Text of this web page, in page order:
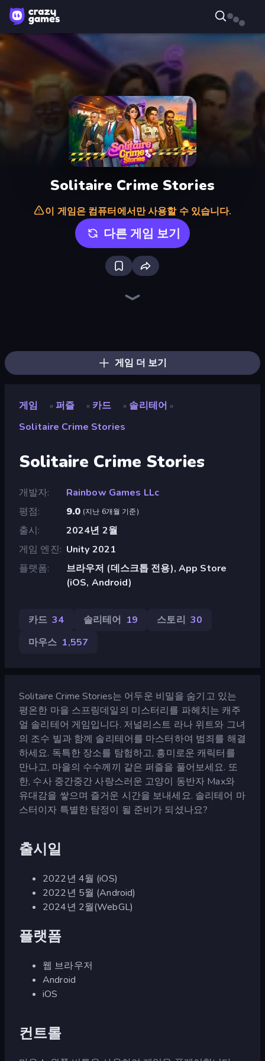
Solitaire Crime Stories
이 게임은 컴퓨터에서만 사용할 수 있습니다.
다른 게임 보기
게임 더 보기
게임 » 퍼즐 » 카드 » 솔리테어 »
Solitaire Crime Stories
Solitaire Crime Stories
개발자
Rainbow Games LLc
평점
9.0 (지난 6개월 기준)
출시
2024년 2월
게임 엔진
Unity 2021
플랫폼
브라우저 (데스크톱 전용), App Store
(iOS, Android)
카드 34 솔리테어 19 스토리 30
마우스 1,557
Solitaire Crime Stories는 어두운 비밀을 숨기고 있는
평온한 마을 스프링데일의 미스터리를 파헤치는 캐주
얼 솔리테어 게임입니다. 저널리스트 라나 위트와 그녀
의 조수 빌과 함께 솔리테어를 마스터하여 범죄를 해결
하세요. 독특한 장소를 탐험하고, 흥미로운 캐릭터를
만나고, 마을의 수수께끼 같은 퍼즐을 풀어보세요. 또
한, 수사 중간중간 사랑스러운 고양이 동반자 Max와
유대감을 쌓으며 즐거운 시간을 보내세요. 솔리테어 마
스터이자 특별한 탐정이 될 준비가 되셨나요?
출시일
2022년 4월 (iOS)
2022년 5월 (Android)
2024년 2월(WebGL)
플랫폼
웹 브라우저
Android
iOS
컨트롤